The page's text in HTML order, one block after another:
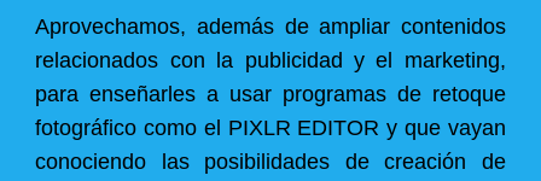
Aprovechamos, además de ampliar contenidos
relacionados con la publicidad y el marketing,
para enseñarles a usar programas de retoque
fotográfico como el PIXLR EDITOR y que vayan
conociendo las posibilidades de creación de